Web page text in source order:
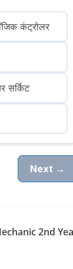
कंट्रोलर
सर्किट
Next →
2nd